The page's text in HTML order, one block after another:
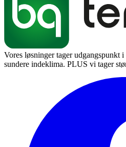
Vores løsninger tager udgangspunkt
sundere indeklima. PLUS vi tager